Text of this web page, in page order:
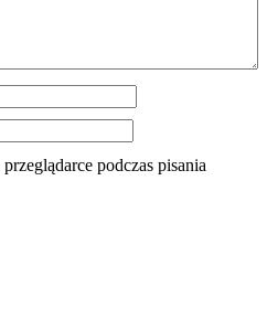
podczas pisania